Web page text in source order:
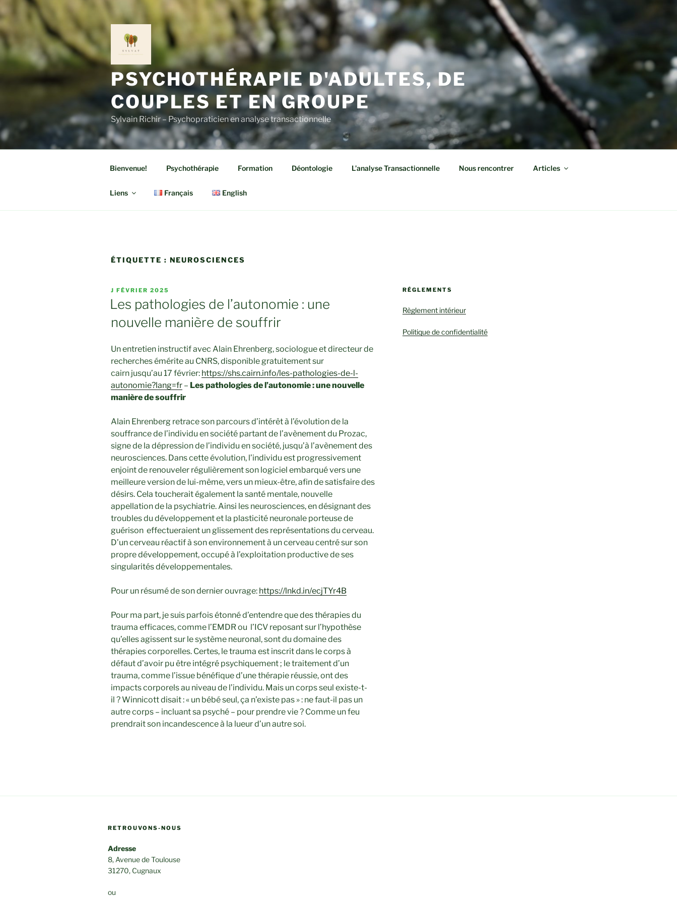
au
contenu
principal
PSYCHOTHÉRAPIE D'ADULTES, DE
COUPLES ET EN GROUPE
Sylvain Richir – Psychopraticien en analyse transactionnelle
Bienvenue! Psychothérapie Formation Déontologie L’analyse Transactionnelle Nous rencontrer Articles
Liens Français English
ÉTIQUETTE : NEUROSCIENCES
PUBLIÉ
LE
J FÉVRIER 2025
Les pathologies de l’autonomie : une
nouvelle manière de souffrir
Un entretien instructif avec Alain Ehrenberg, sociologue et directeur de
recherches émérite au CNRS, disponible gratuitement sur
cairn jusqu’au 17 février: https://shs.cairn.info/les-pathologies-de-l-
autonomie?lang=fr – Les pathologies de l’autonomie : une nouvelle
manière de souffrir
Alain Ehrenberg retrace son parcours d’intérêt à l’évolution de la
souffrance de l’individu en société partant de l’avènement du Prozac,
signe de la dépression de l’individu en société, jusqu’à l’avènement des
neurosciences. Dans cette évolution, l’individu est progressivement
enjoint de renouveler régulièrement son logiciel embarqué vers une
meilleure version de lui-même, vers un mieux-être, afin de satisfaire des
désirs. Cela toucherait également la santé mentale, nouvelle
appellation de la psychiatrie. Ainsi les neurosciences, en désignant des
troubles du développement et la plasticité neuronale porteuse de
guérison effectueraient un glissement des représentations du cerveau.
D’un cerveau réactif à son environnement à un cerveau centré sur son
propre développement, occupé à l’exploitation productive de ses
singularités développementales.
Pour un résumé de son dernier ouvrage: https://lnkd.in/ecjTYr4B
Pour ma part, je suis parfois étonné d’entendre que des thérapies du
trauma efficaces, comme l’EMDR ou l’ICV reposant sur l’hypothèse
qu’elles agissent sur le système neuronal, sont du domaine des
thérapies corporelles. Certes, le trauma est inscrit dans le corps à
défaut d’avoir pu être intégré psychiquement ; le traitement d’un
trauma, comme l’issue bénéfique d’une thérapie réussie, ont des
impacts corporels au niveau de l’individu. Mais un corps seul existe-t-
il ? Winnicott disait : « un bébé seul, ça n’existe pas » : ne faut-il pas un
autre corps – incluant sa psyché – pour prendre vie ? Comme un feu
prendrait son incandescence à la lueur d’un autre soi.
RÉGLEMENTS
Règlement intérieur
Politique de confidentialité
RETROUVONS-NOUS
Adresse
8, Avenue de Toulouse
31270, Cugnaux
ou